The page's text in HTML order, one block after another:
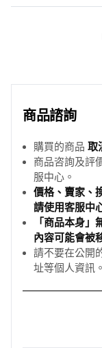
商品諮詢
購買的商品 取
商品咨詢及評
服中心。
價格、賣家、
請使用客服中
「商品本身
內容可能會被
請不要在公開
址等個人資訊。